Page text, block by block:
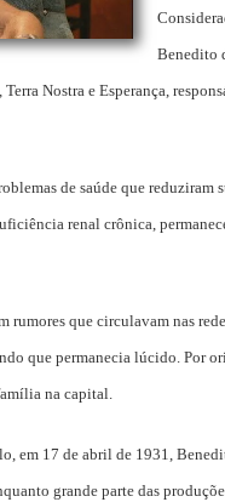
Benedito
Nostra e Esperança,
de saúde que reduziram
renal crônica,
rumores que circulavam nas
que permanecia lúcido. Por
na capital.
em 17 de abril de 1931,
grande parte das